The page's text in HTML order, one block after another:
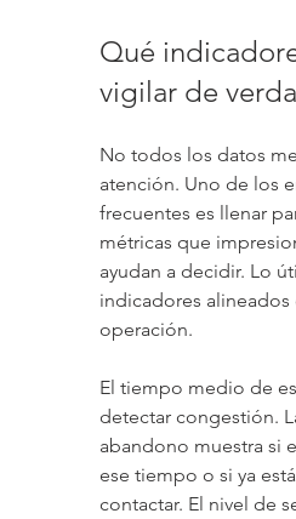
Qué
vigilar de
No todos los datos
atención. Uno de los
frecuentes es llenar
métricas que
ayudan a decidir. Lo
indicadores alineados
operación.
El tiempo medio de
detectar congestión.
abandono muestra si
ese tiempo o si ya
contactar. El nivel de